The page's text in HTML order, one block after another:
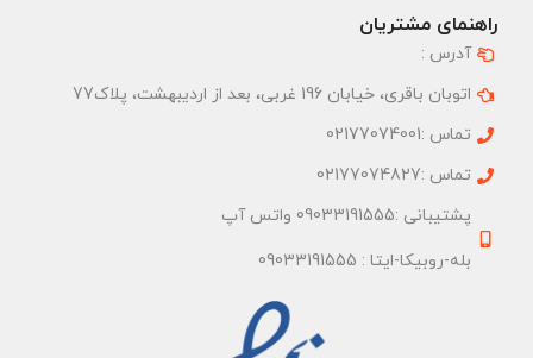
راهنمای مشتریان
آدرس :
اتوبان باقری، خیابان 196 غربی، بعد از اردیبهشت، پلاک77
تماس :02177074001
تماس :02177074827
پشتیبانی :09033191555 واتس آپ
بله-روبیکا-ایتا : 09033191555